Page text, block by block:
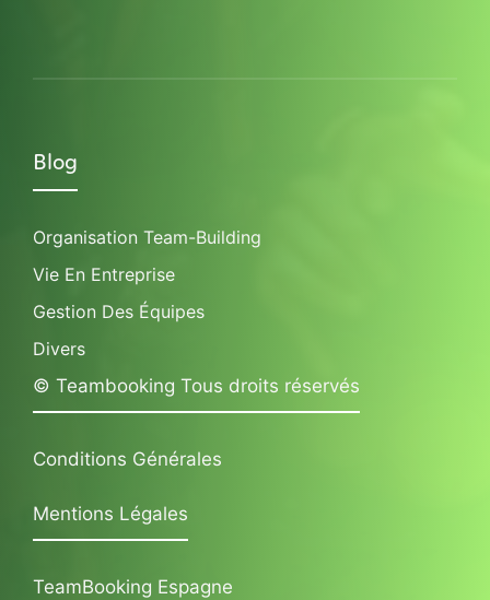
Blog
Organisation Team-Building
Vie En Entreprise
Gestion Des Équipes
Divers
© Teambooking Tous droits réservés
Conditions Générales
Mentions Légales
TeamBooking Espagne